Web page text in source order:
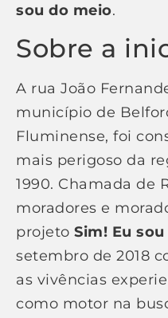
sou do meio.
Sobre a
A rua João
município de
Fluminense, foi
mais perigoso da
1990. Chamada de
moradores e
projeto Sim! Eu
setembro de 2018
as vivências
como motor na